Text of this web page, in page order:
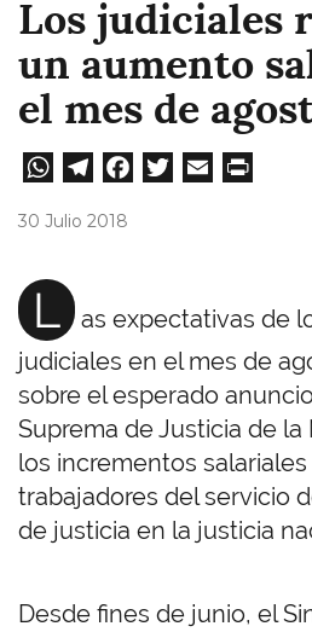
Los judiciales
un aumento
el mes de
W
A
pp
Te
m
Fa
30 Julio 2018
L
as expectativas de
judiciales en el mes de
sobre el esperado
Suprema de Justicia de
los incrementos
trabajadores del servicio
de justicia en la justicia
Desde fines de junio, el